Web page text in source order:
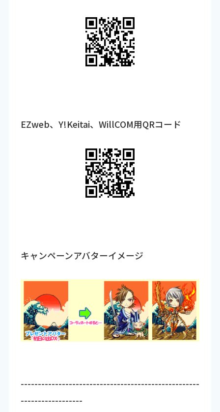
EZweb、Y!Keitai、WillCOM用QRコード
キャンペーンアバターイメージ
----------------------------------------------------
------------------